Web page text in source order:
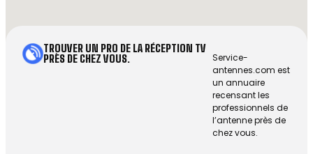
TROUVER UN PRO DE LA RÉCEPTION TV
PRÈS DE CHEZ VOUS.
Service-
antennes.com est
un annuaire
recensant les
professionnels de
l’antenne près de
chez vous.